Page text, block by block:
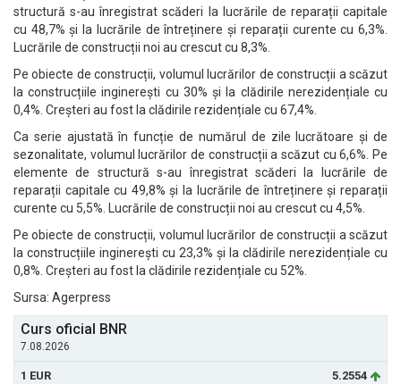
structură s-au înregistrat scăderi la lucrările de reparații capitale
cu 48,7% și la lucrările de întreținere și reparații curente cu 6,3%.
Lucrările de construcții noi au crescut cu 8,3%.
Pe obiecte de construcții, volumul lucrărilor de construcții a scăzut
la construcțiile inginerești cu 30% și la clădirile nerezidențiale cu
0,4%. Creșteri au fost la clădirile rezidențiale cu 67,4%.
Ca serie ajustată în funcție de numărul de zile lucrătoare și de
sezonalitate, volumul lucrărilor de construcții a scăzut cu 6,6%. Pe
elemente de structură s-au înregistrat scăderi la lucrările de
reparații capitale cu 49,8% și la lucrările de întreținere și reparații
curente cu 5,5%. Lucrările de construcții noi au crescut cu 4,5%.
Pe obiecte de construcții, volumul lucrărilor de construcții a scăzut
la construcțiile inginerești cu 23,3% și la clădirile nerezidențiale cu
0,8%. Creșteri au fost la clădirile rezidențiale cu 52%.
Sursa: Agerpress
Curs oficial BNR
7.08.2026
1 EUR
5.2554